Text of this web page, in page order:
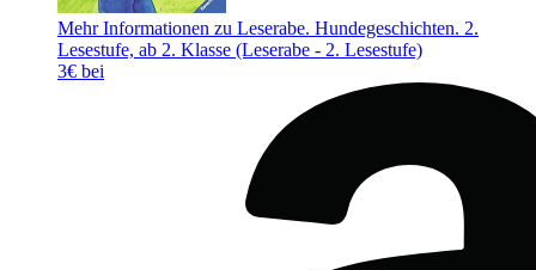
Mehr Informationen zu Leserabe. Hundegeschichten. 2.
Lesestufe, ab 2. Klasse (Leserabe - 2. Lesestufe)
3€ bei